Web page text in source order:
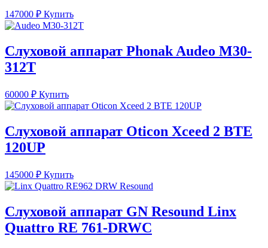
147000 ₽ Купить
Слуховой аппарат Phonak Audeo M30-
312T
60000 ₽ Купить
Слуховой аппарат Oticon Xceed 2 BTE
120UP
145000 ₽ Купить
Слуховой аппарат GN Resound Linx
Quattro RE 761-DRWC